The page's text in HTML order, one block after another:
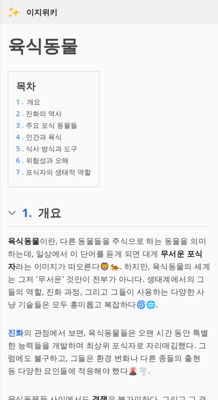
이지위키
육식동물
목차
1 . 개요
2 . 진화의 역사
3 . 주요 포식 동물들
4 . 인간과 육식
5 . 식사 방식과 도구
6 . 위험성과 오해
7 . 포식자의 생태적 역할
1. 개요
육식동물이란, 다른 동물들을 주식으로 하는 동물을 의미
하는데, 일상에서 이 단어를 듣게 되면 대게 무서운 포식
자라는 이미지가 떠오른다🦁🐅. 하지만, 육식동물의 세계
는 그저 '무서운' 것만이 전부가 아니다. 생태계에서의 그
들의 역할, 진화 과정, 그리고 그들이 사용하는 다양한 사
냥 기술들은 모두 흥미롭고 복잡하다🌀🌐.
진화의 관점에서 보면, 육식동물들은 오랜 시간 동안 특별
한 능력들을 개발하며 최상위 포식자로 자리매김했다. 그
럼에도 불구하고, 그들은 환경 변화나 다른 종들의 출현
등 다양한 요인들에 적응해야 했다🌋🌪.